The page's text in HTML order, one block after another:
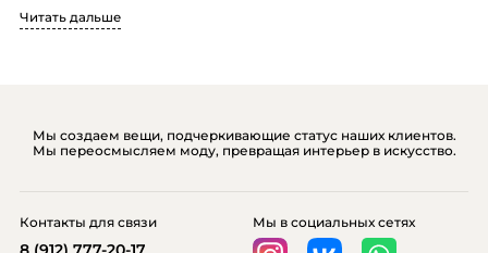
настроение, успокаивая и создавая
благоприятную атмосферу перед сном.
выбрать понравившуюся модель, которая
Читать дальше
Мы создаем вещи, подчеркивающие статус наших клиентов.
Мы переосмысляем моду, превращая интерьер в искусство.
Мы в социальных сетях
Контакты для связи